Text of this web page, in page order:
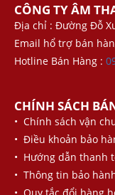
CÔNG TY ÂM
Địa chỉ : Đường Đỗ
Email hổ trợ bán
Hotline Bán Hàng :
CHÍNH SÁCH
• Chính sách vận
• Điều khoản bảo
• Hướng dẫn thanh
• Thông tin bảo